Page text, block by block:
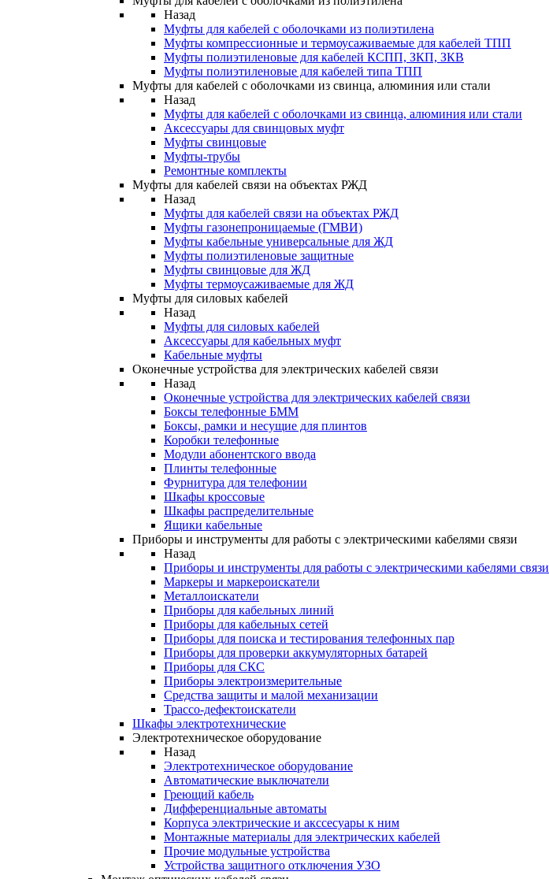
Назад
Муфты для кабелей с оболочками из полиэтилена
Муфты компрессионные и термоусаживаемые для кабелей ТПП
Муфты полиэтиленовые для кабелей КСПП, ЗКП, ЗКВ
Муфты полиэтиленовые для кабелей типа ТПП
Муфты для кабелей с оболочками из свинца, алюминия или стали
Назад
Муфты для кабелей с оболочками из свинца, алюминия или стали
Аксессуары для свинцовых муфт
Муфты свинцовые
Муфты-трубы
Ремонтные комплекты
Муфты для кабелей связи на объектах РЖД
Назад
Муфты для кабелей связи на объектах РЖД
Муфты газонепроницаемые (ГМВИ)
Муфты кабельные универсальные для ЖД
Муфты полиэтиленовые защитные
Муфты свинцовые для ЖД
Муфты термоусаживаемые для ЖД
Муфты для силовых кабелей
Назад
Муфты для силовых кабелей
Аксессуары для кабельных муфт
Кабельные муфты
Оконечные устройства для электрических кабелей связи
Назад
Оконечные устройства для электрических кабелей связи
Боксы телефонные БММ
Боксы, рамки и несущие для плинтов
Коробки телефонные
Модули абонентского ввода
Плинты телефонные
Фурнитура для телефонии
Шкафы кроссовые
Шкафы распределительные
Ящики кабельные
Приборы и инструменты для работы с электрическими кабелями связи
Назад
Приборы и инструменты для работы с электрическими кабелями связи
Маркеры и маркероискатели
Металлоискатели
Приборы для кабельных линий
Приборы для кабельных сетей
Приборы для поиска и тестирования телефонных пар
Приборы для проверки аккумуляторных батарей
Приборы для СКС
Приборы электроизмерительные
Средства защиты и малой механизации
Трассо-дефектоискатели
Шкафы электротехнические
Электротехническое оборудование
Назад
Электротехническое оборудование
Автоматические выключатели
Греющий кабель
Дифференциальные автоматы
Корпуса электрические и акссесуары к ним
Монтажные материалы для электрических кабелей
Прочие модульные устройства
Устройства защитного отключения УЗО